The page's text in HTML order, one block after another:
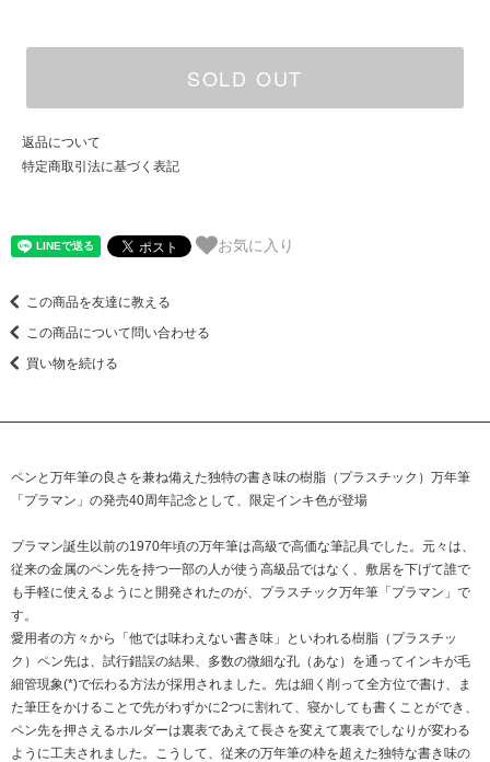
SOLD OUT
返品について
特定商取引法に基づく表記
お気に入り
この商品を友達に教える
この商品について問い合わせる
買い物を続ける
ペンと万年筆の良さを兼ね備えた独特の書き味の樹脂（プラスチック）万年筆
「プラマン」の発売40周年記念として、限定インキ色が登場
プラマン誕生以前の1970年頃の万年筆は高級で高価な筆記具でした。元々は、
従来の金属のペン先を持つ一部の人が使う高級品ではなく、敷居を下げて誰で
も手軽に使えるようにと開発されたのが、プラスチック万年筆「プラマン」で
す。
愛用者の方々から「他では味わえない書き味」といわれる樹脂（プラスチッ
ク）ペン先は、試行錯誤の結果、多数の微細な孔（あな）を通ってインキが毛
細管現象(*)で伝わる方法が採用されました。先は細く削って全方位で書け、ま
た筆圧をかけることで先がわずかに2つに割れて、寝かしても書くことができ、
ペン先を押さえるホルダーは裏表であえて長さを変えて裏表でしなりが変わる
ように工夫されました。こうして、従来の万年筆の枠を超えた独特な書き味の